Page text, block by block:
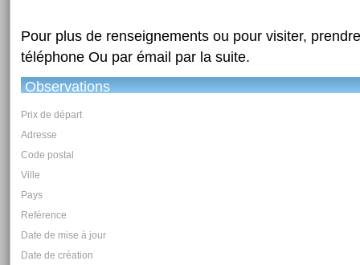
Pour plus de renseignements ou pour visiter,
téléphone Ou par émail par la suite.
Observations
Prix de départ
Adresse
Code postal
Ville
Pays
Reférence
Date de mise à jour
Date de création